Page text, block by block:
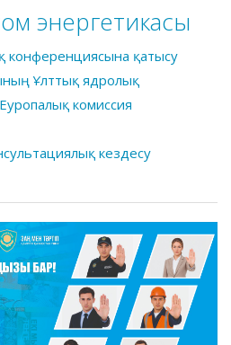
энергетикасы
конференциясына қатысу
Ұлттық ядролық
комиссия
кездесу